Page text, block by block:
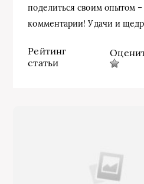
поделиться своим опытом
комментарии! Удачи и
Рейтинг
статьи